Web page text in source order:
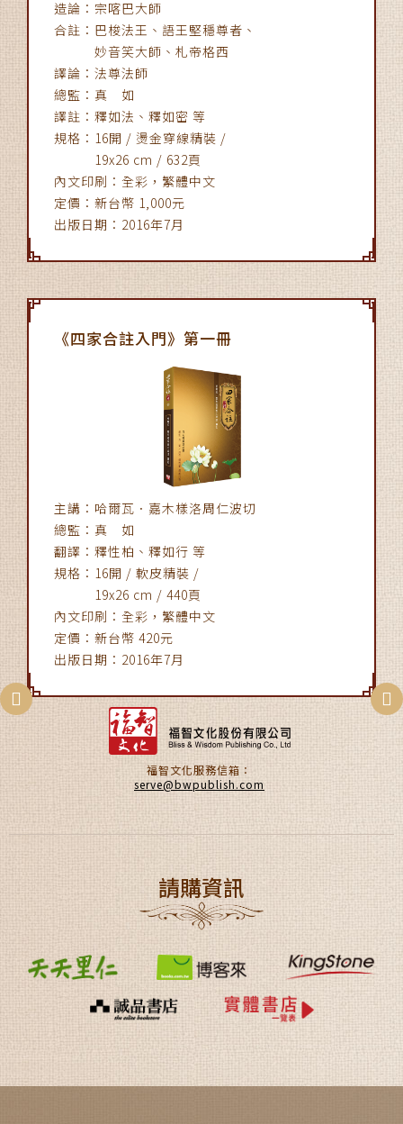
造論：宗喀巴大師
合註：巴梭法王、語王堅穩尊者、
妙音笑大師、札帝格西
譯論：法尊法師
總監：真 如
譯註：釋如法、釋如密 等
規格：16開 / 燙金穿線精裝 /
19x26 cm / 632頁
內文印刷：全彩，繁體中文
定價：新台幣 1,000元
出版日期：2016年7月
《四家合註入門》第一冊
主講：哈爾瓦．嘉木樣洛周仁波切
總監：真 如
翻譯：釋性柏、釋如行 等
規格：16開 / 軟皮精裝 /
19x26 cm / 440頁
內文印刷：全彩，繁體中文
定價：新台幣 420元
出版日期：2016年7月
福智文化服務信箱：
serve@bwpublish.com
請購資訊